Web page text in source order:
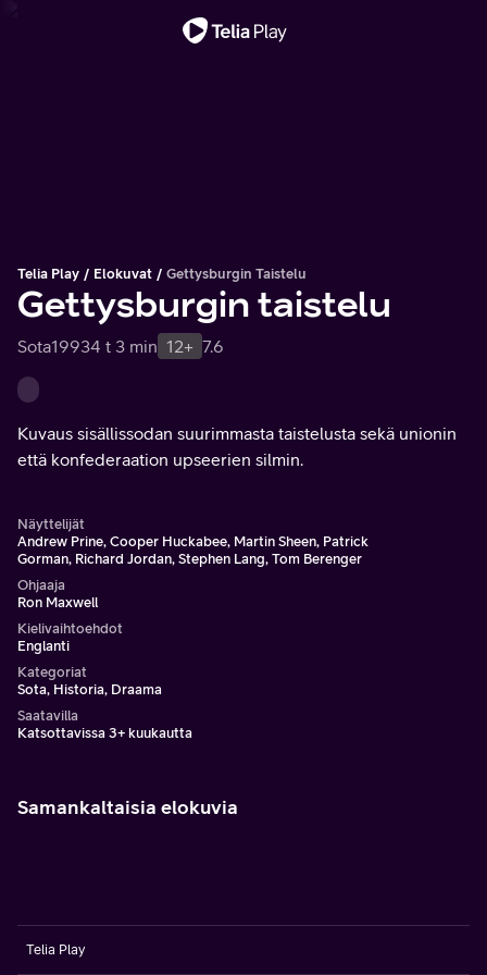
Telia Play Elokuvat Gettysburgin Taistelu
Gettysburgin taistelu
Sota19934 t 3 min 12+ 7.6
Kuvaus sisällissodan suurimmasta taistelusta sekä unionin
että konfederaation upseerien silmin.
Näyttelijät
Andrew Prine, Cooper Huckabee, Martin Sheen, Patrick
Gorman, Richard Jordan, Stephen Lang, Tom Berenger
Ohjaaja
Ron Maxwell
Kielivaihtoehdot
Englanti
Kategoriat
Sota, Historia, Draama
Saatavilla
Katsottavissa 3+ kuukautta
Samankaltaisia elokuvia
Telia Play